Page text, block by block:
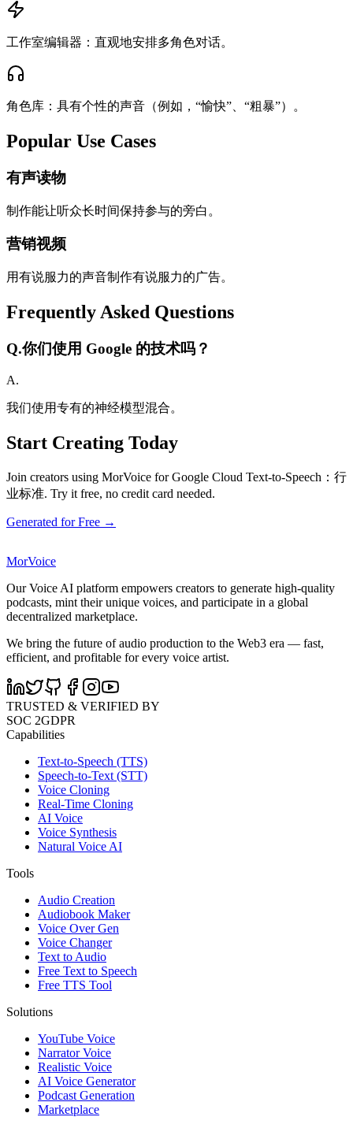
工作室编辑器：直观地安排多角色对话。
角色库：具有个性的声音（例如，“愉快”、“粗暴”）。
Popular Use Cases
有声读物
制作能让听众长时间保持参与的旁白。
营销视频
用有说服力的声音制作有说服力的广告。
Frequently Asked Questions
Q.你们使用 Google 的技术吗？
A.
我们使用专有的神经模型混合。
Start Creating Today
Join creators using MorVoice for Google Cloud Text-to-Speech：行
业标准. Try it free, no credit card needed.
Generated for Free →
MorVoice
Our Voice AI platform empowers creators to generate high-quality
podcasts, mint their unique voices, and participate in a global
decentralized marketplace.
We bring the future of audio production to the Web3 era — fast,
efficient, and profitable for every voice artist.
TRUSTED & VERIFIED BY
SOC 2GDPR
Capabilities
Text-to-Speech (TTS)
Speech-to-Text (STT)
Voice Cloning
Real-Time Cloning
AI Voice
Voice Synthesis
Natural Voice AI
Tools
Audio Creation
Audiobook Maker
Voice Over Gen
Voice Changer
Text to Audio
Free Text to Speech
Free TTS Tool
Solutions
YouTube Voice
Narrator Voice
Realistic Voice
AI Voice Generator
Podcast Generation
Marketplace